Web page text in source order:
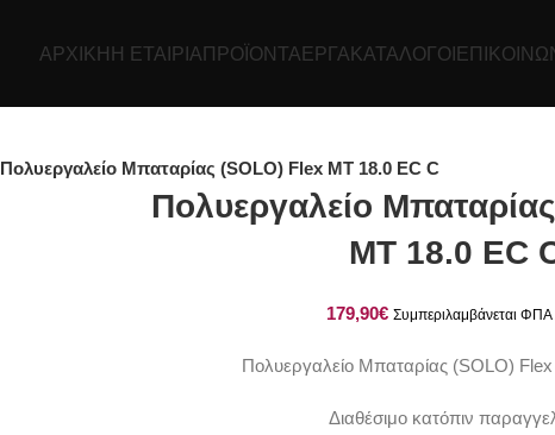
ΑΡΧΙΚΉ Η ΕΤΑΙΡΊΑ ΠΡΟΪΌΝΤΑ ΕΡΓΑ ΚΑΤΆΛΟΓΟΙ
Πολυεργαλείο Μπαταρίας (SOLO) Flex MT 18.0 EC C
Πολυεργαλείο
MT 18.0 EC
€
Πολυεργαλείο Μπαταρίας (SOLO)
Διαθέσιμο κατόπιν